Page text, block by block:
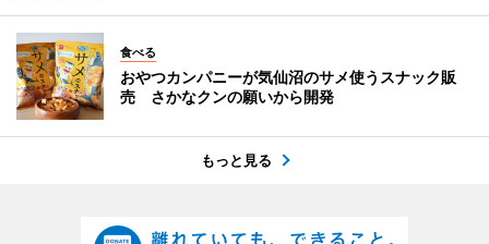
食べる
おやつカンパニーが気仙沼のサメ使うスナック販
売 さかなクンの願いから開発
もっと見る